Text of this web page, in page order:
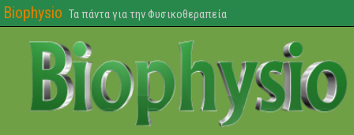
Biophysio Τα πάντα για την Φυσικοθεραπεία